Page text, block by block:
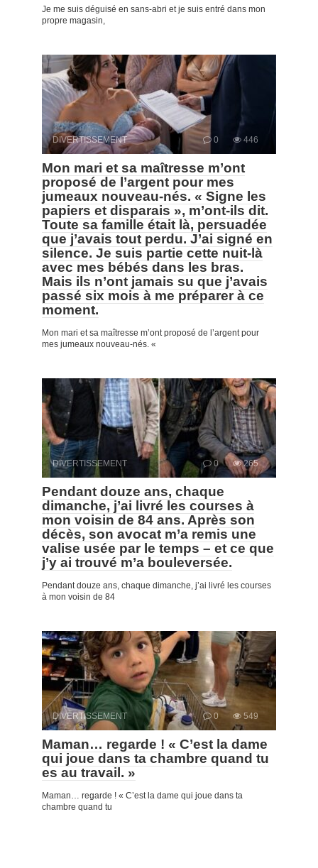
Je me suis déguisé en sans-abri et je suis entré dans mon
propre magasin,
DIVERTISSEMENT 0 446
Mon mari et sa maîtresse m’ont
proposé de l’argent pour mes
jumeaux nouveau-nés. « Signe les
papiers et disparais », m’ont-ils dit.
Toute sa famille était là, persuadée
que j’avais tout perdu. J’ai signé en
silence. Je suis partie cette nuit-là
avec mes bébés dans les bras.
Mais ils n’ont jamais su que j’avais
passé six mois à me préparer à ce
moment.
Mon mari et sa maîtresse m’ont proposé de l’argent pour
mes jumeaux nouveau-nés. «
DIVERTISSEMENT 0 265
Pendant douze ans, chaque
dimanche, j’ai livré les courses à
mon voisin de 84 ans. Après son
décès, son avocat m’a remis une
valise usée par le temps – et ce que
j’y ai trouvé m’a bouleversée.
Pendant douze ans, chaque dimanche, j’ai livré les courses
à mon voisin de 84
DIVERTISSEMENT 0 549
Maman… regarde ! « C’est la dame
qui joue dans ta chambre quand tu
es au travail. »
Maman… regarde ! « C’est la dame qui joue dans ta
chambre quand tu